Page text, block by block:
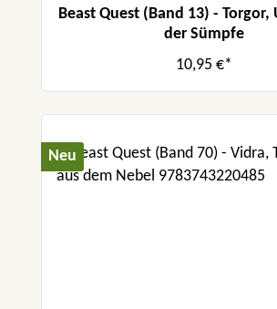
Beast Quest (Band 13) - Torgor,
der Sümpfe
10,95 €*
Neu